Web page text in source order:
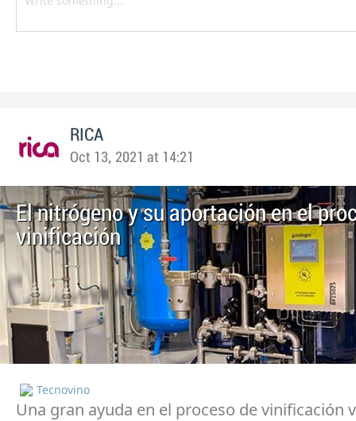
RICA
Oct 13, 2021 at 14:21
El nitrógeno y su aportación en el
vinificación
Tecnovino
Una gran ayuda en el proceso de vinificación